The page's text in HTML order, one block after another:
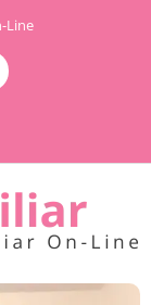
Line